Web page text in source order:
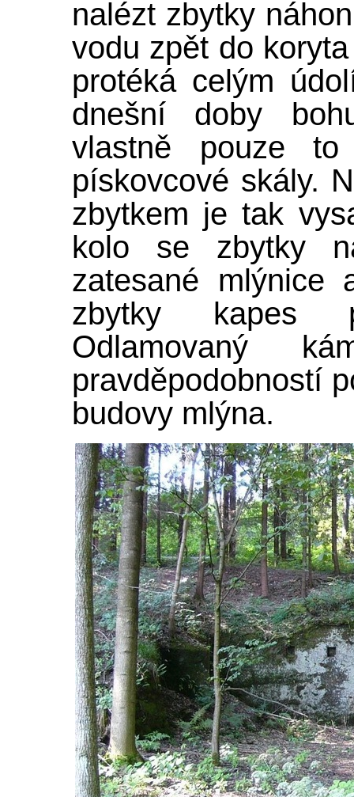
nalézt zbytky
vodu zpět do
protéká celým
dnešní doby
vlastně pouze
pískovcové skály.
zbytkem je tak
kolo se zbytky
zatesané mlýnice
zbytky kapes
Odlamovaný
pravděpodobností
budovy mlýna.